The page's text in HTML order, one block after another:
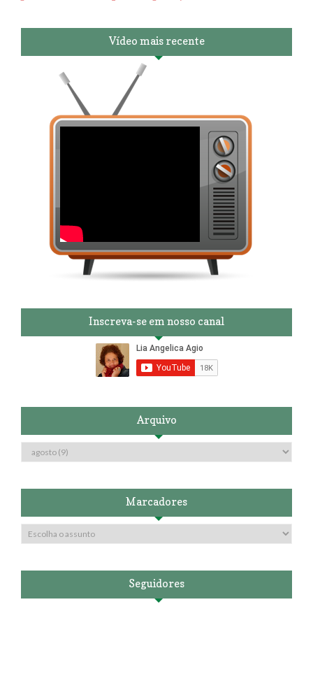
Vídeo mais recente
Inscreva-se em nosso canal
Arquivo
Marcadores
Seguidores